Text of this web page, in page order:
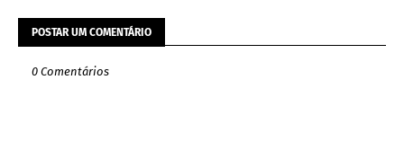
POSTAR UM COMENTÁRIO
0 Comentários